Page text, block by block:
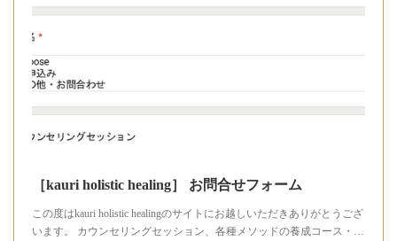
［kauri holistic healing］ お問合せフォーム
この度はkauri holistic healingのサイトにお越しいただきありがとうござ
います。 カウンセリングセッション、各種メソッドの養成コース・…